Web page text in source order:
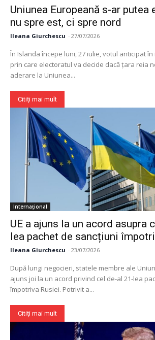
Uniunea Europeană s-ar putea
nu spre est, ci spre nord
Ileana Giurchescu - 27/07/2026
În Islanda începe luni, 27 iulie, votul anticipat
prin care electoratul va decide dacă țara reia
aderare la Uniunea...
Citiți mai mult
Internațional
UE a ajuns la un acord asupra
lea pachet de sancțiuni
Ileana Giurchescu - 23/07/2026
După lungi negocieri, statele membre ale
ajuns joi la un acord privind cel de-al 21-lea
împotriva Rusiei. Potrivit a...
Citiți mai mult